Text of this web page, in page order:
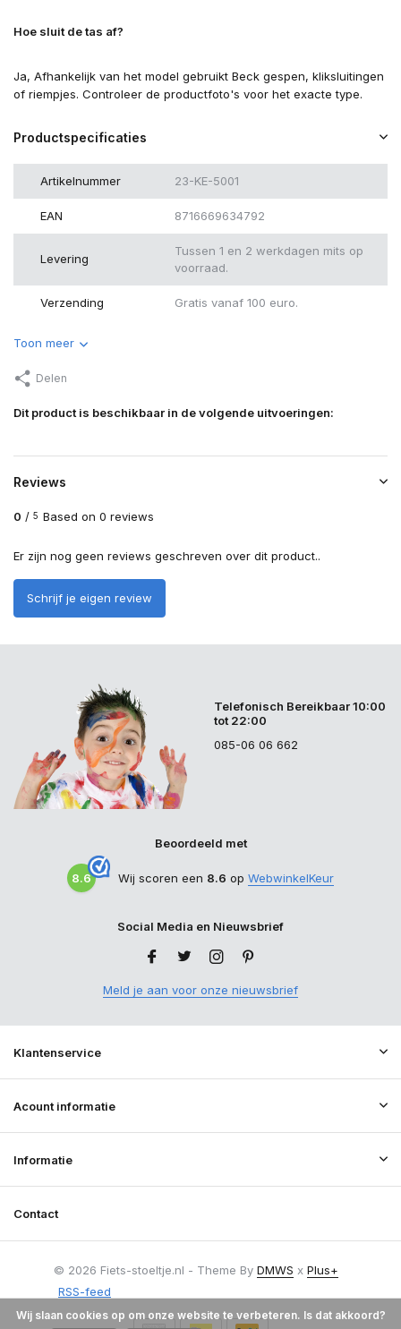
Hoe sluit de tas af?
Ja, Afhankelijk van het model gebruikt Beck gespen, kliksluitingen
of riempjes. Controleer de productfoto's voor het exacte type.
Productspecificaties
Artikelnummer 23-KE-5001
EAN 8716669634792
Levering
Tussen 1 en 2 werkdagen mits op
voorraad.
Verzending Gratis vanaf 100 euro.
Toon meer
Delen
Dit product is beschikbaar in de volgende uitvoeringen:
Reviews
0 / 5 Based on 0 reviews
Er zijn nog geen reviews geschreven over dit product..
Schrijf je eigen review
Telefonisch Bereikbaar 10:00
tot 22:00
085-06 06 662
Beoordeeld met
8.6 Wij scoren een 8.6 op WebwinkelKeur
Social Media en Nieuwsbrief
Meld je aan voor onze nieuwsbrief
Klantenservice
Acount informatie
Informatie
Contact
© 2026 Fiets-stoeltje.nl - Theme By DMWS x Plus+
RSS-feed
Wij slaan cookies op om onze website te verbeteren. Is dat akkoord?